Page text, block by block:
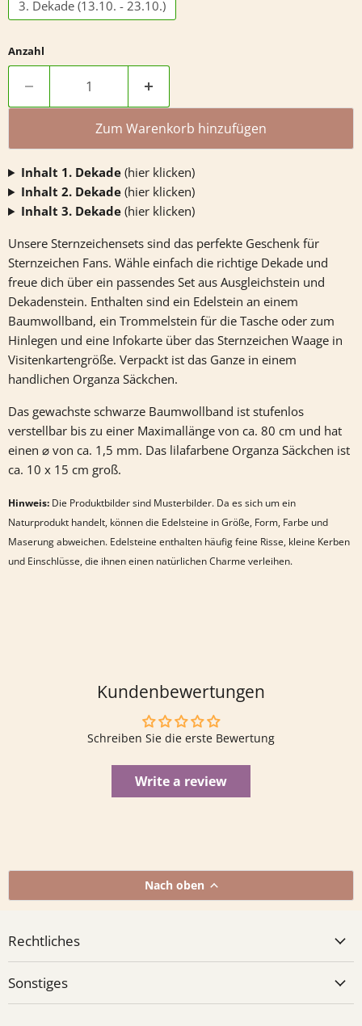
3. Dekade (13.10. - 23.10.)
Anzahl
Zum Warenkorb hinzufügen
Inhalt 1. Dekade(hier klicken)
Inhalt 2. Dekade(hier klicken)
Inhalt 3. Dekade(hier klicken)
Unsere Sternzeichensets sind das perfekte Geschenk für
Sternzeichen Fans. Wähle einfach die richtige Dekade und
freue dich über ein passendes Set aus Ausgleichstein und
Dekadenstein. Enthalten sind ein Edelstein an einem
Baumwollband, ein Trommelstein für die Tasche oder zum
Hinlegen und eine Infokarte über das Sternzeichen Waage in
Visitenkartengröße. Verpackt ist das Ganze in einem
handlichen Organza Säckchen.
Das gewachste schwarze Baumwollband ist stufenlos
verstellbar bis zu einer Maximallänge von ca. 80 cm und hat
einen ⌀ von ca. 1,5 mm. Das lilafarbene Organza Säckchen ist
ca. 10 x 15 cm groß.
Hinweis: Die Produktbilder sind Musterbilder. Da es sich um ein
Naturprodukt handelt, können die Edelsteine in Größe, Form, Farbe und
Maserung abweichen. Edelsteine enthalten häufig feine Risse, kleine Kerben
und Einschlüsse, die ihnen einen natürlichen Charme verleihen.
Kundenbewertungen
Schreiben Sie die erste Bewertung
Write a review
Nach oben
Rechtliches
Sonstiges